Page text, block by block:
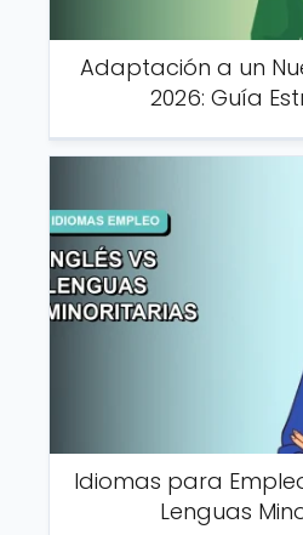
Adaptación a un
2026: Guía
Idiomas para
Lenguas